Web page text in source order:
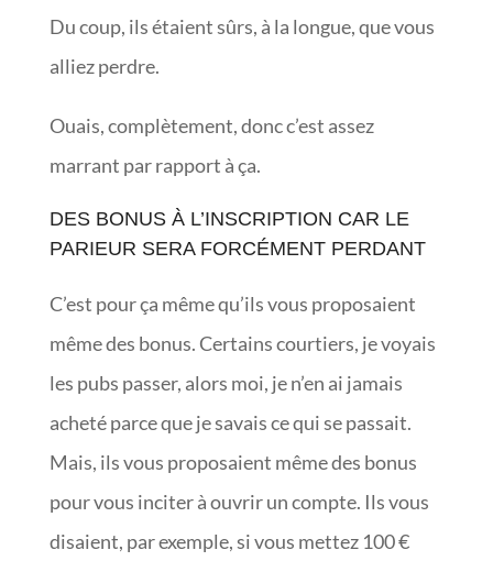
Du coup, ils étaient sûrs, à la longue, que vous
alliez perdre.
Ouais, complètement, donc c’est assez
marrant par rapport à ça.
DES BONUS À L’INSCRIPTION CAR LE
PARIEUR SERA FORCÉMENT PERDANT
C’est pour ça même qu’ils vous proposaient
même des bonus. Certains courtiers, je voyais
les pubs passer, alors moi, je n’en ai jamais
acheté parce que je savais ce qui se passait.
Mais, ils vous proposaient même des bonus
pour vous inciter à ouvrir un compte. Ils vous
disaient, par exemple, si vous mettez 100 €